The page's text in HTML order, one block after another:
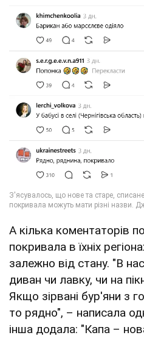
А кілька коментаторів
покривала в їхніх
залежно від стану. "В
диван чи лавку, чи на
Якщо зірвані бур'яни з
то рядно", – написала
інша додала: "Капа –